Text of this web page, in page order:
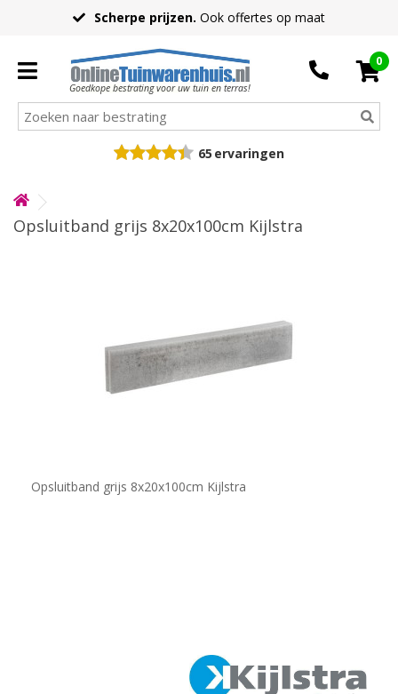
Scherpe prijzen. Ook offertes op maat
Goedkope bestrating voor uw tuin en terras!
0
65 ervaringen
Opsluitband grijs 8x20x100cm Kijlstra
Opsluitband grijs 8x20x100cm Kijlstra